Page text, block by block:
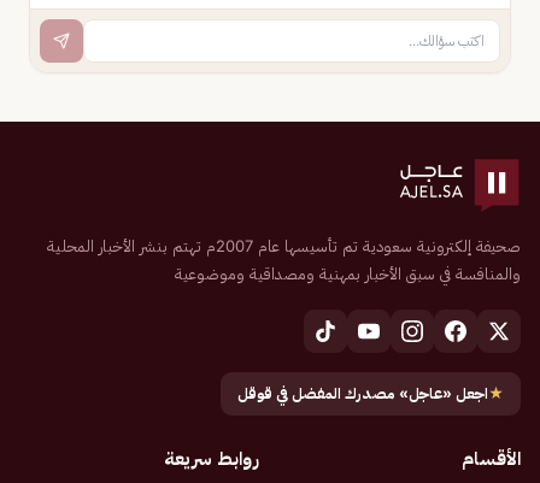
صحيفة إلكترونية سعودية تم تأسيسها عام 2007م تهتم بنشر الأخبار المحلية
والمنافسة في سبق الأخبار بمهنية ومصداقية وموضوعية
★اجعل «عاجل» مصدرك المفضل في قوقل
الأقسام روابط سريعة